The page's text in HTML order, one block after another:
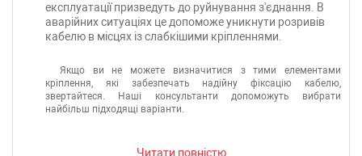
експлуатації призведуть до руйнування з'єднання. В
аварійних ситуаціях це допоможе уникнути розривів
кабелю в місцях із слабкішими кріпленнями.
Якщо ви не можете визначитися з тими елементами
кріплення, які забезпечать надійну фіксацію кабелю,
звертайтеся. Наші консультанти допоможуть вибрати
найбільш підходящі варіанти.
Читати повністю